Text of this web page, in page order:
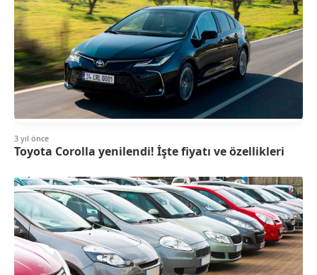
3 yıl önce
Toyota Corolla yenilendi! İşte fiyatı ve özellikleri